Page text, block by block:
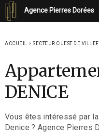
Agence Pierres Dorées
ACCUEIL > SECTEUR OUEST DE
DENICE
Vous êtes intéressé par
Denice ? Agence Pierres